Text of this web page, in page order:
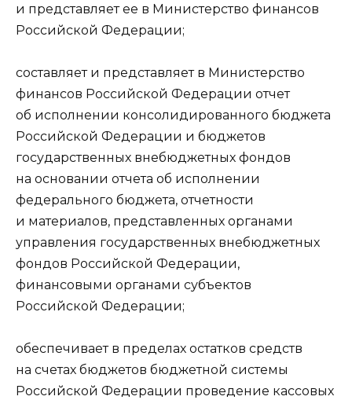
и представляет ее в Министерство финансов
Российской Федерации;
составляет и представляет в Министерство
финансов Российской Федерации отчет
об исполнении консолидированного бюджета
Российской Федерации и бюджетов
государственных внебюджетных фондов
на основании отчета об исполнении
федерального бюджета, отчетности
и материалов, представленных органами
управления государственных внебюджетных
фондов Российской Федерации,
финансовыми органами субъектов
Российской Федерации;
обеспечивает в пределах остатков средств
на счетах бюджетов бюджетной системы
Российской Федерации проведение кассовых